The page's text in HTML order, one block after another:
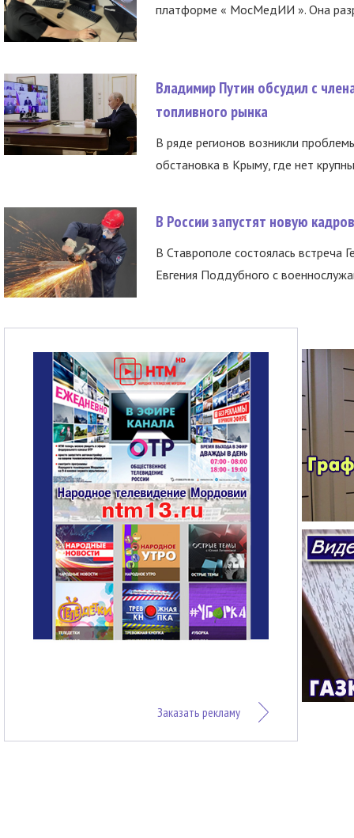
платформе « МосМедИИ ». Она
Владимир Путин обсудил с
топливного рынка
В ряде регионов возникли
обстановка в Крыму, где нет
В России запустят новую
В Ставрополе состоялась встреча
Евгения Поддубного с
Заказать рекламу